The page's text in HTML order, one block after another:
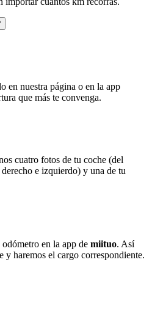
en nuestra página o en la app
que más te convenga.
cuatro fotos de tu coche (del
e izquierdo) y una de tu
en la app de miituo. Así
y haremos el cargo correspondiente.